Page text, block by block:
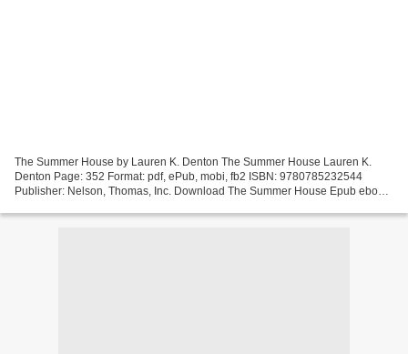
The Summer House by Lauren K. Denton The Summer House Lauren K.
Denton Page: 352 Format: pdf, ePub, mobi, fb2 ISBN: 9780785232544
Publisher: Nelson, Thomas, Inc. Download The Summer House Epub ebook